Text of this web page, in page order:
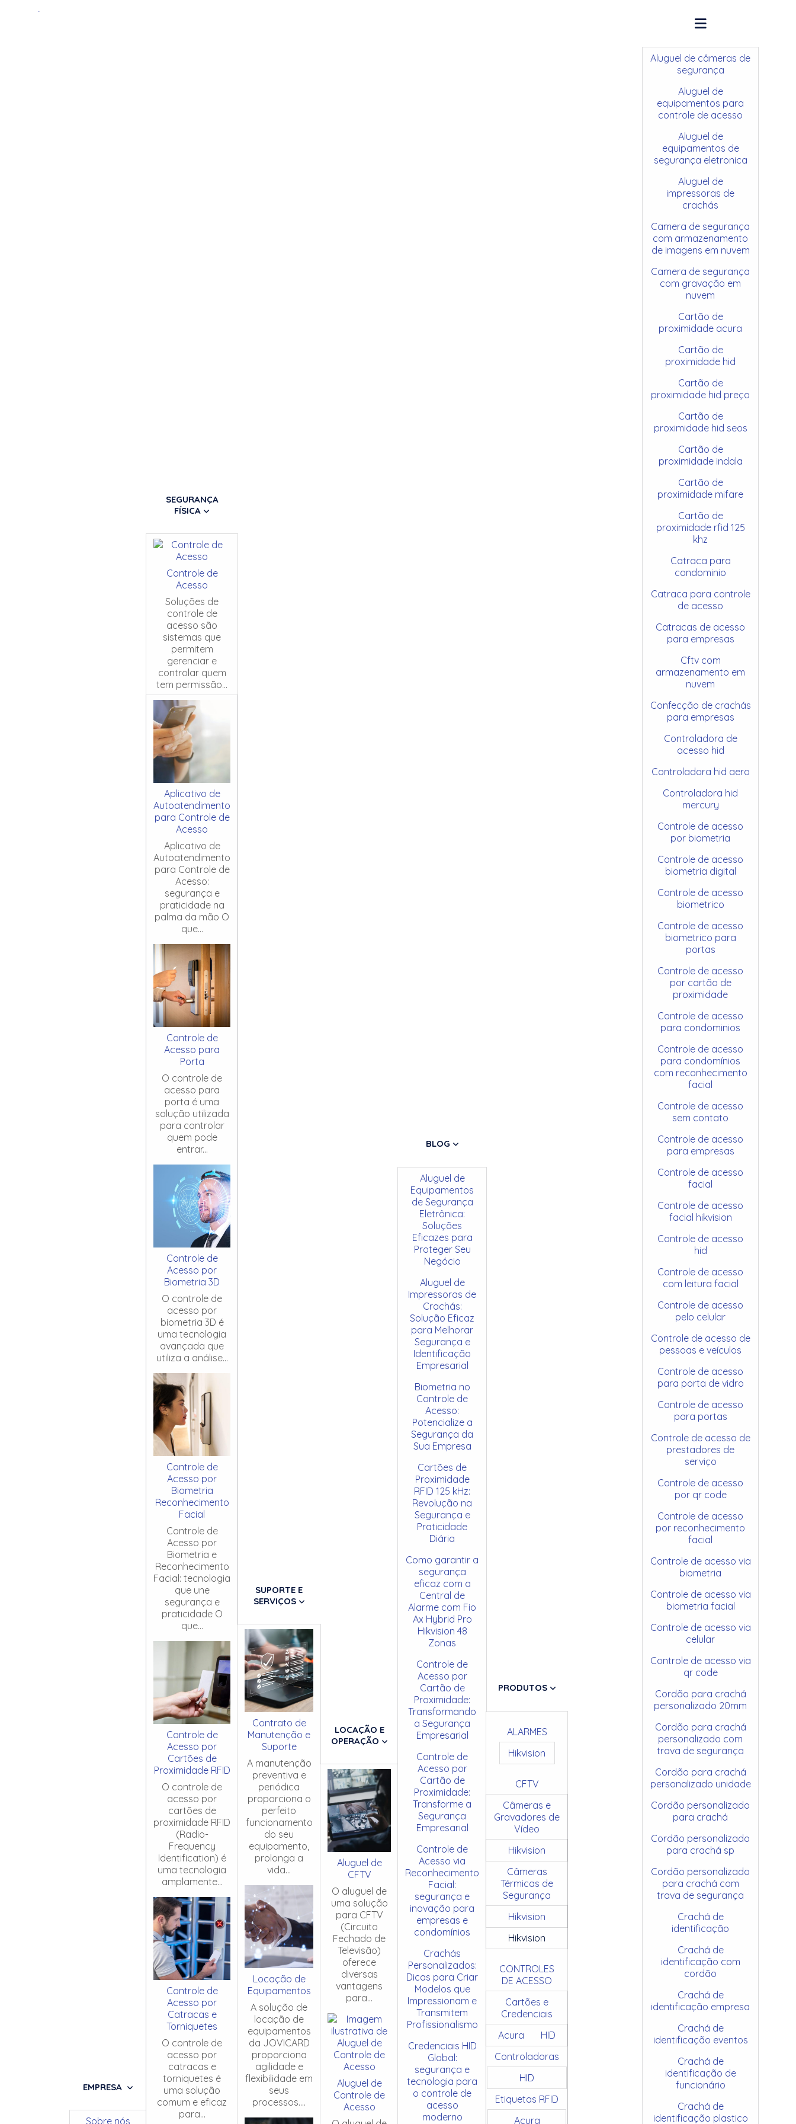
EMPRESA
Sobre nós
SEGURANÇA
FÍSICA
Controle de
Acesso
Soluções de
controle de
acesso são
sistemas que
permitem
gerenciar e
controlar quem
tem permissão...
Aplicativo de
Autoatendimento
para Controle de
Acesso
Aplicativo de
Autoatendimento
para Controle de
Acesso:
segurança e
praticidade na
palma da mão O
que...
Controle de
Acesso para
Porta
O controle de
acesso para
porta é uma
solução utilizada
para controlar
quem pode
entrar...
Controle de
Acesso por
Biometria 3D
O controle de
acesso por
biometria 3D é
uma tecnologia
avançada que
utiliza a análise...
Controle de
Acesso por
Biometria
Reconhecimento
Facial
Controle de
Acesso por
Biometria e
Reconhecimento
Facial: tecnologia
que une
segurança e
praticidade O
que...
Controle de
Acesso por
Cartões de
Proximidade RFID
O controle de
acesso por
cartões de
proximidade RFID
(Radio-
Frequency
Identification) é
uma tecnologia
amplamente...
Controle de
Acesso por
Catracas e
Torniquetes
O controle de
acesso por
catracas e
torniquetes é
uma solução
comum e eficaz
para...
SUPORTE E
SERVIÇOS
Contrato de
Manutenção e
Suporte
A manutenção
preventiva e
periódica
proporciona o
perfeito
funcionamento
do seu
equipamento,
prolonga a
vida...
Locação de
Equipamentos
A solução de
locação de
equipamentos
da JOVICARD
proporciona
agilidade e
flexibilidade em
seus
processos....
LOCAÇÃO E
OPERAÇÃO
Aluguel de
CFTV
O aluguel de
uma solução
para CFTV
(Circuito
Fechado de
Televisão)
oferece
diversas
vantagens
para...
Aluguel de
Controle de
Acesso
BLOG
Aluguel de
Equipamentos
de Segurança
Eletrônica:
Soluções
Eficazes para
Proteger Seu
Negócio
Aluguel de
Impressoras de
Crachás:
Solução Eficaz
para Melhorar
Segurança e
Identificação
Empresarial
Biometria no
Controle de
Acesso:
Potencialize a
Segurança da
Sua Empresa
Cartões de
Proximidade
RFID 125 kHz:
Revolução na
Segurança e
Praticidade
Diária
Como garantir a
segurança
eficaz com a
Central de
Alarme com Fio
Ax Hybrid Pro
Hikvision 48
Zonas
Controle de
Acesso por
Cartão de
Proximidade:
Transformando
a Segurança
Empresarial
Controle de
Acesso por
Cartão de
Proximidade:
Transforme a
Segurança
Empresarial
Controle de
Acesso via
Reconhecimento
Facial:
segurança e
inovação para
empresas e
condomínios
Crachás
Personalizados:
Dicas para Criar
Modelos que
Impressionam e
Transmitem
Profissionalismo
Credenciais HID
Global:
segurança e
tecnologia para
o controle de
acesso
moderno
PRODUTOS
ALARMES
Hikvision
CFTV
Câmeras e
Gravadores de
Vídeo
Hikvision
Câmeras
Térmicas de
Segurança
Hikvision
Hikvision
CONTROLES
DE ACESSO
Cartões e
Credenciais
Acura
HID
Controladoras
HID
Etiquetas RFID
Acura
Aluguel de câmeras de
segurança
Aluguel de
equipamentos para
controle de acesso
Aluguel de
equipamentos de
segurança eletronica
Aluguel de
impressoras de
crachás
Camera de segurança
com armazenamento
de imagens em nuvem
Camera de segurança
com gravação em
nuvem
Cartão de
proximidade acura
Cartão de
proximidade hid
Cartão de
proximidade hid preço
Cartão de
proximidade hid seos
Cartão de
proximidade indala
Cartão de
proximidade mifare
Cartão de
proximidade rfid 125
khz
Catraca para
condominio
Catraca para controle
de acesso
Catracas de acesso
para empresas
Cftv com
armazenamento em
nuvem
Confecção de crachás
para empresas
Controladora de
acesso hid
Controladora hid aero
Controladora hid
mercury
Controle de acesso
por biometria
Controle de acesso
biometria digital
Controle de acesso
biometrico
Controle de acesso
biometrico para
portas
Controle de acesso
por cartão de
proximidade
Controle de acesso
para condominios
Controle de acesso
para condomínios
com reconhecimento
facial
Controle de acesso
sem contato
Controle de acesso
para empresas
Controle de acesso
facial
Controle de acesso
facial hikvision
Controle de acesso
hid
Controle de acesso
com leitura facial
Controle de acesso
pelo celular
Controle de acesso de
pessoas e veículos
Controle de acesso
para porta de vidro
Controle de acesso
para portas
Controle de acesso de
prestadores de
serviço
Controle de acesso
por qr code
Controle de acesso
por reconhecimento
facial
Controle de acesso via
biometria
Controle de acesso via
biometria facial
Controle de acesso via
celular
Controle de acesso via
qr code
Cordão para crachá
personalizado 20mm
Cordão para crachá
personalizado com
trava de segurança
Cordão para crachá
personalizado unidade
Cordão personalizado
para crachá
Cordão personalizado
para crachá sp
Cordão personalizado
para crachá com
trava de segurança
Crachá de
identificação
Crachá de
identificação com
cordão
Crachá de
identificação empresa
Crachá de
identificação eventos
Crachá de
identificação de
funcionário
Crachá de
identificação plastico